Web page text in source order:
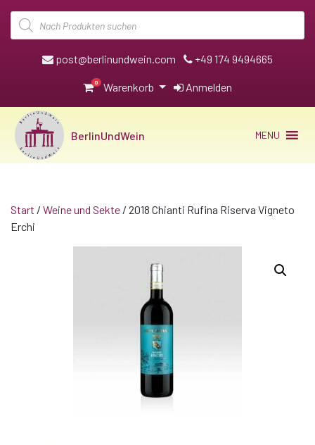
Products
search
post@berlinundwein.com +49 174 9494665
0 Warenkorb Anmelden
BerlinUndWein MENU
Start / Weine und Sekte / 2018 Chianti Rufina Riserva Vigneto
Erchi